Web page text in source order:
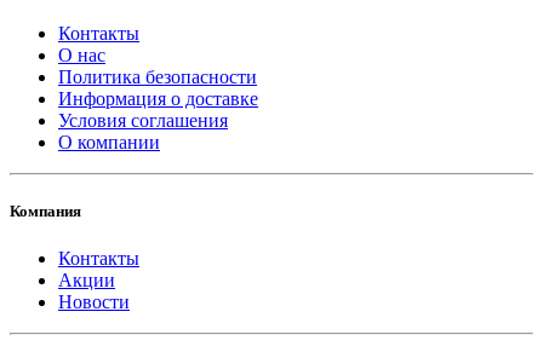
Контакты
О нас
Политика безопасности
Информация о доставке
Условия соглашения
О компании
Компания
Контакты
Акции
Новости